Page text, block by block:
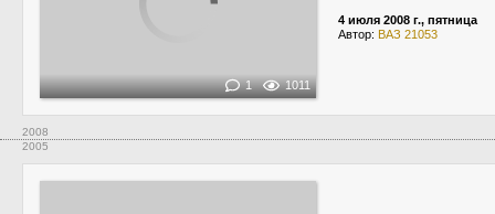
1 1011
4 июля 2008 г., пятница
Автор: ВАЗ 21053
2008
2005